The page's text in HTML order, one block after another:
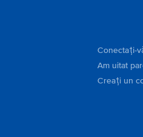
Conectați-
Am uitat
Creați un